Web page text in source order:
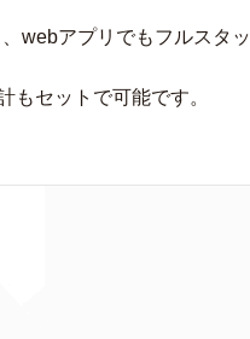
webアプリでもフルスタッ
もセットで可能です。